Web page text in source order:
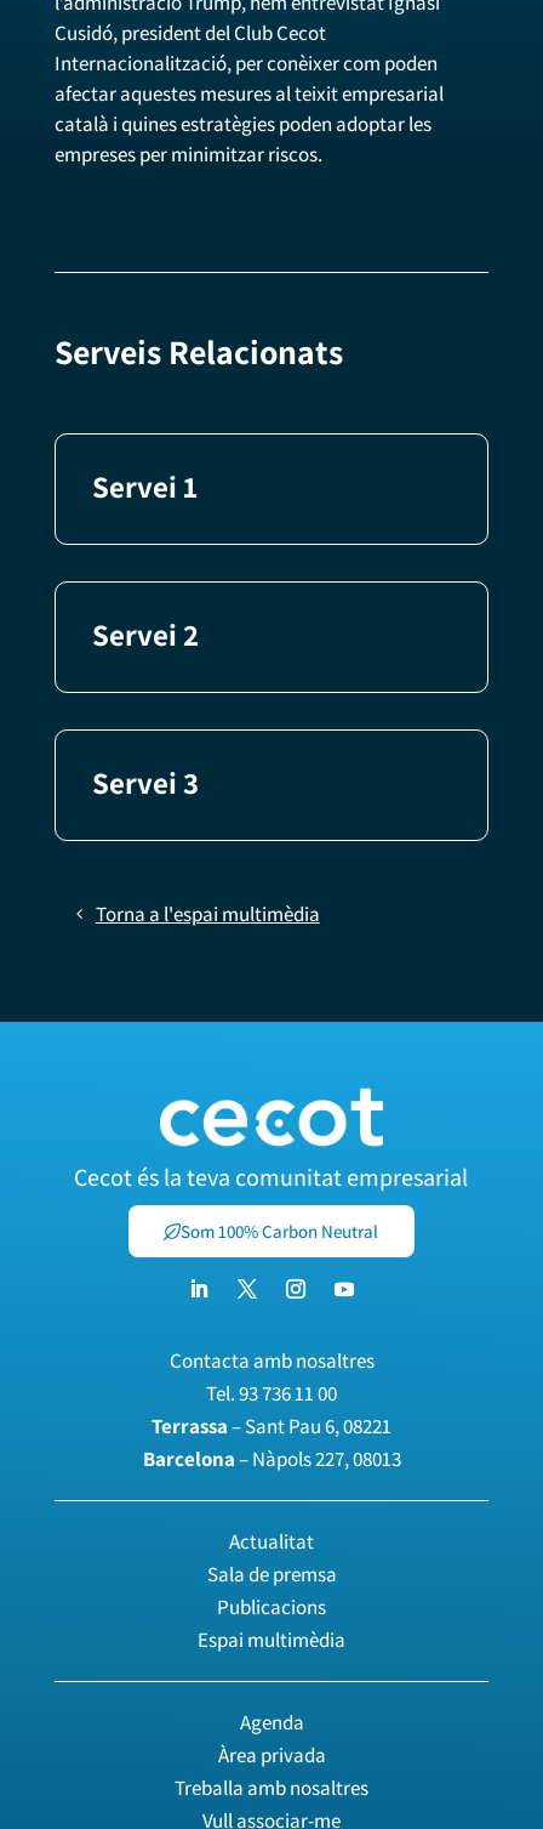
Cusidó, president del Club Cecot
Internacionalització, per conèixer com poden
afectar aquestes mesures al teixit empresarial
català i quines estratègies poden adoptar les
empreses per minimitzar riscos.
Serveis Relacionats
Servei 1
Servei 2
Servei 3
Torna a l'espai multimèdia
Cecot és la teva comunitat empresarial
Som 100% Carbon Neutral
Contacta amb nosaltres
Tel.93 736 11 00
Terrassa– Sant Pau 6, 08221
Barcelona– Nàpols 227, 08013
Actualitat
Sala de premsa
Publicacions
Espai multimèdia
Agenda
Àrea privada
Treballa amb nosaltres
Vull associar-me